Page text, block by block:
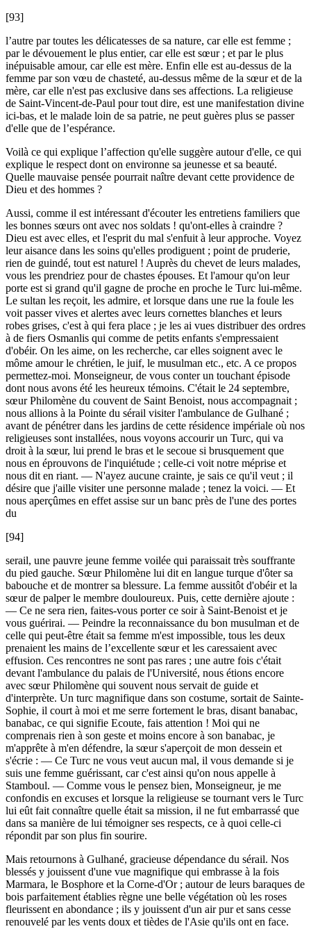
[93]
l’autre par toutes les délicatesses de sa nature, car elle est femme ;
par le dévouement le plus entier, car elle est sœur ; et par le plus
inépuisable amour, car elle est mère. Enfin elle est au-dessus de la
femme par son vœu de chasteté, au-dessus même de la sœur et de la
mère, car elle n'est pas exclusive dans ses affections. La religieuse
de Saint-Vincent-de-Paul pour tout dire, est une manifestation divine
ici-bas, et le malade loin de sa patrie, ne peut guères plus se passer
d'elle que de l’espérance.
Voilà ce qui explique l’affection qu'elle suggère autour d'elle, ce qui
explique le respect dont on environne sa jeunesse et sa beauté.
Quelle mauvaise pensée pourrait naître devant cette providence de
Dieu et des hommes ?
Aussi, comme il est intéressant d'écouter les entretiens familiers que
les bonnes sœurs ont avec nos soldats ! qu'ont-elles à craindre ?
Dieu est avec elles, et l'esprit du mal s'enfuit à leur approche. Voyez
leur aisance dans les soins qu'elles prodiguent ; point de pruderie,
rien de guindé, tout est naturel ! Auprès du chevet de leurs malades,
vous les prendriez pour de chastes épouses. Et l'amour qu'on leur
porte est si grand qu'il gagne de proche en proche le Turc lui-même.
Le sultan les reçoit, les admire, et lorsque dans une rue la foule les
voit passer vives et alertes avec leurs cornettes blanches et leurs
robes grises, c'est à qui fera place ; je les ai vues distribuer des ordres
à de fiers Osmanlis qui comme de petits enfants s'empressaient
d'obéir. On les aime, on les recherche, car elles soignent avec le
môme amour le chrétien, le juif, le musulman etc., etc. A ce propos
permettez-moi. Monseigneur, de vous conter un touchant épisode
dont nous avons été les heureux témoins. C'était le 24 septembre,
sœur Philomène du couvent de Saint Benoist, nous accompagnait ;
nous allions à la Pointe du sérail visiter l'ambulance de Gulhané ;
avant de pénétrer dans les jardins de cette résidence impériale où nos
religieuses sont installées, nous voyons accourir un Turc, qui va
droit à la sœur, lui prend le bras et le secoue si brusquement que
nous en éprouvons de l'inquiétude ; celle-ci voit notre méprise et
nous dit en riant. — N'ayez aucune crainte, je sais ce qu'il veut ; il
désire que j'aille visiter une personne malade ; tenez la voici. — Et
nous aperçûmes en effet assise sur un banc près de l'une des portes
du
[94]
serail, une pauvre jeune femme voilée qui paraissait très souffrante
du pied gauche. Sœur Philomène lui dit en langue turque d'ôter sa
babouche et de montrer sa blessure. La femme aussitôt d'obéir et la
sœur de palper le membre douloureux. Puis, cette dernière ajoute :
— Ce ne sera rien, faites-vous porter ce soir à Saint-Benoist et je
vous guérirai. — Peindre la reconnaissance du bon musulman et de
celle qui peut-être était sa femme m'est impossible, tous les deux
prenaient les mains de l’excellente sœur et les caressaient avec
effusion. Ces rencontres ne sont pas rares ; une autre fois c'était
devant l'ambulance du palais de l'Université, nous étions encore
avec sœur Philomène qui souvent nous servait de guide et
d'interprète. Un turc magnifique dans son costume, sortait de Sainte-
Sophie, il court à moi et me serre fortement le bras, disant banabac,
banabac, ce qui signifie Ecoute, fais attention ! Moi qui ne
comprenais rien à son geste et moins encore à son banabac, je
m'apprête à m'en défendre, la sœur s'aperçoit de mon dessein et
s'écrie : — Ce Turc ne vous veut aucun mal, il vous demande si je
suis une femme guérissant, car c'est ainsi qu'on nous appelle à
Stamboul. — Comme vous le pensez bien, Monseigneur, je me
confondis en excuses et lorsque la religieuse se tournant vers le Turc
lui eût fait connaître quelle était sa mission, il ne fut embarrassé que
dans sa manière de lui témoigner ses respects, ce à quoi celle-ci
répondit par son plus fin sourire.
Mais retournons à Gulhané, gracieuse dépendance du sérail. Nos
blessés y jouissent d'une vue magnifique qui embrasse à la fois
Marmara, le Bosphore et la Corne-d'Or ; autour de leurs baraques de
bois parfaitement établies règne une belle végétation où les roses
fleurissent en abondance ; ils y jouissent d'un air pur et sans cesse
renouvelé par les vents doux et tièdes de l'Asie qu'ils ont en face.